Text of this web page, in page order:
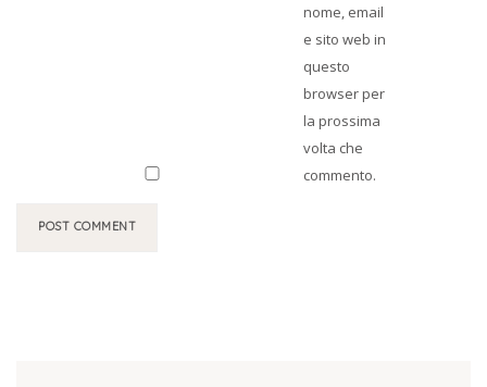
nome, email
e sito web in
questo
browser per
la prossima
volta che
commento.